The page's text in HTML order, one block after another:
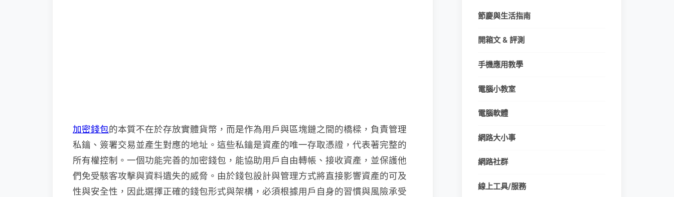
加密錢包的本質不在於存放實體貨幣，而是作為用戶與區塊鏈之間的橋樑，負責管理
私鑰、簽署交易並產生對應的地址。這些私鑰是資產的唯一存取憑證，代表著完整的
所有權控制。一個功能完善的加密錢包，能協助用戶自由轉帳、接收資產，並保護他
們免受駭客攻擊與資料遺失的威脅。由於錢包設計與管理方式將直接影響資產的可及
性與安全性，因此選擇正確的錢包形式與架構，必須根據用戶自身的習慣與風險承受
節慶與生活指南
開箱文 & 評測
手機應用教學
電腦小教室
電腦軟體
網路大小事
網路社群
線上工具/服務